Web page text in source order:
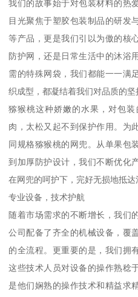
我们的故事始于对包装材料的热
目光聚焦于塑胶包装制品的研发
等产品，更是我们引以为傲的核
防护网，还是日常生活中的沐浴
需的特殊网袋，我们都能一一满
织成型，都凝结着我们对品质的坚
猕猴桃这种娇嫩的水果，对包
肉，太松又起不到保护作用。为
同规格猕猴桃的网兜。从单果包
到加厚防护设计，我们不断优化
在网兜的呵护下，完好无损地抵达
专业设备，技术护航
随着市场需求的不断增长，我们
公司配备了齐全的机械设备，覆
的全流程。更重要的是，我们拥
这些技术人员对设备的操作熟稔
是他们娴熟的操作技术和精益求